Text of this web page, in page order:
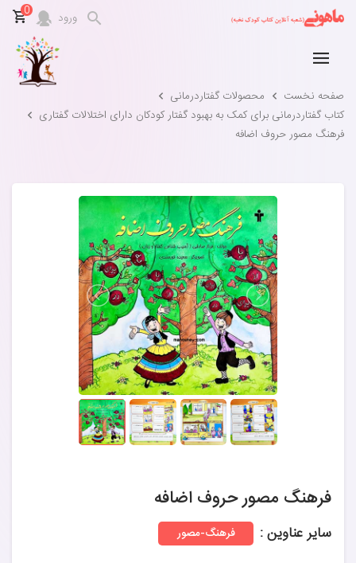
ورود 0
صفحه نخست
محصولات گفتاردرمانی
کتاب گفتاردرمانی برای کمک به بهبود گفتار کودکان دارای اختلالات گفتاری
فرهنگ مصور حروف اضافه
فرهنگ مصور حروف اضافه
سایر عناوین : فرهنگ-مصور